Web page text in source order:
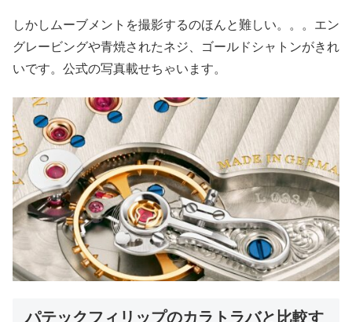
しかしムーブメントを撮影するのほんと難しい。。。エン
グレービングや青焼されたネジ、ゴールドシャトンがきれ
いです。公式の写真載せちゃいます。
パテックフィリップのカラトラバと比較す